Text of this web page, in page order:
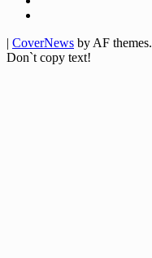
| CoverNews by AF themes.
Don`t copy text!